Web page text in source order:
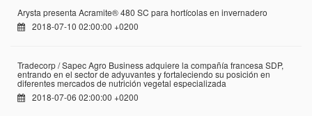
Arysta presenta Acramite® 480 SC para hortícolas en invernadero
2018-07-10 02:00:00 +0200
Tradecorp / Sapec Agro Business adquiere la compañía francesa SDP,
entrando en el sector de adyuvantes y fortaleciendo su posición en
diferentes mercados de nutrición vegetal especializada
2018-07-06 02:00:00 +0200